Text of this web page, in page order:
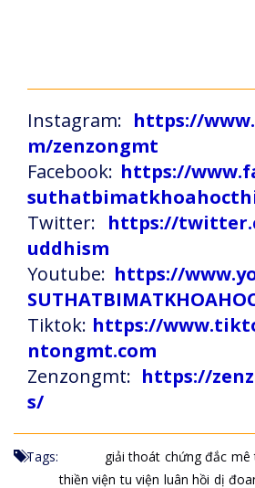
Instagram: https://
m/zenzongmt
Facebook: https://
Twitter: https://
uddhism
Youtube: https://
Tiktok: https://
ntongmt.com
Zenzongmt: https://
s/
Tags: giải thoát chứng đắc mê
thiền viện tu viện luân hồi dị